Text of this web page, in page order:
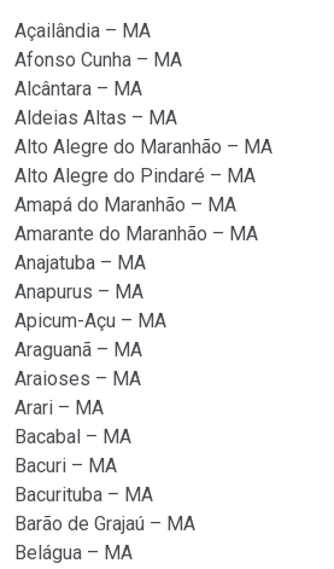
Açailândia – MA
Afonso Cunha – MA
Alcântara – MA
Aldeias Altas – MA
Alto Alegre do Maranhão – MA
Alto Alegre do Pindaré – MA
Amapá do Maranhão – MA
Amarante do Maranhão – MA
Anajatuba – MA
Anapurus – MA
Apicum-Açu – MA
Araguanã – MA
Araioses – MA
Arari – MA
Bacabal – MA
Bacuri – MA
Bacurituba – MA
Barão de Grajaú – MA
Belágua – MA